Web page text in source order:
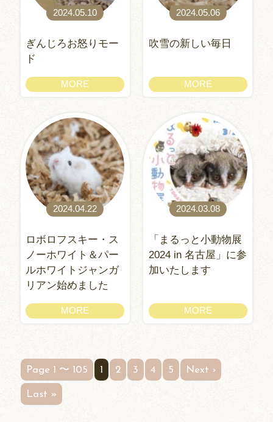
2024.05.10
ぎんじろお怒りモー
ド
MORE
2024.05.06
吹雪の新しい毎日
MORE
2024.04.22
ロボロフスキー・ス
ノーホワイト＆パー
ルホワイトジャンガ
リアン始めました
MORE
2024.03.08
「まるっと小動物展
2024 in 名古屋」に参
加いたします
MORE
Page 1 〜 105 1 2 3 4 5 Next ›
Last »